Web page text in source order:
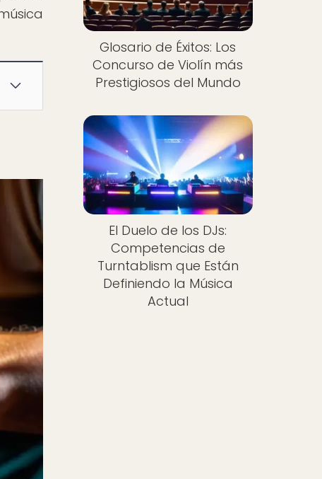
Glosario de Éxitos: Los
Concurso de Violín más
Prestigiosos del Mundo
El Duelo de los DJs:
Competencias de
Turntablism que Están
Definiendo la Música
Actual